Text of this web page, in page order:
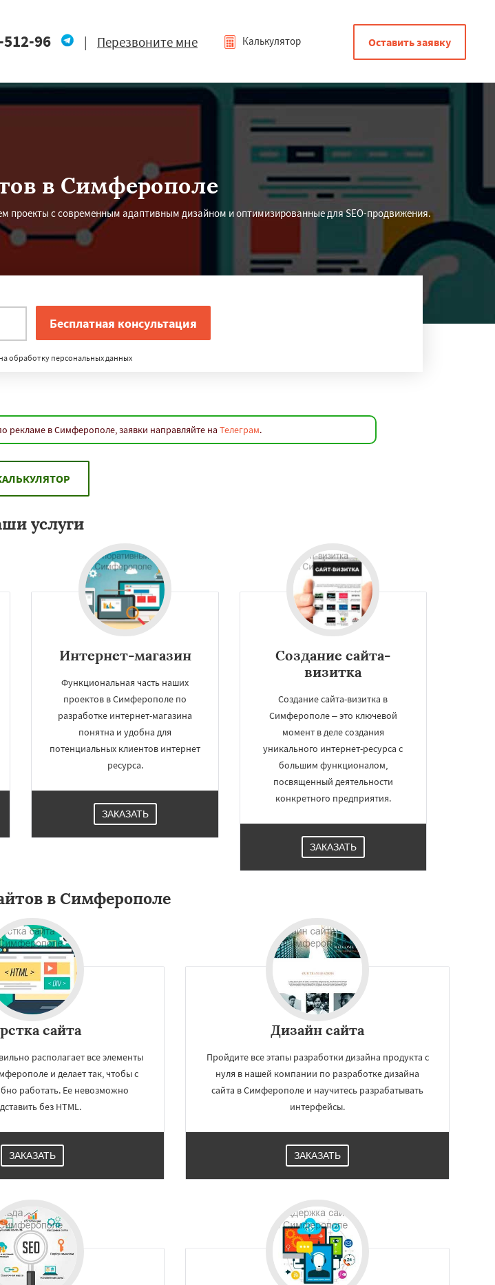
96 | Перезвоните мне Калькулятор Оставить заявку
в Симферополе
проекты с современным адаптивным дизайном и оптимизированные для SEO-продвижения.
обработку персональных данных
рекламе в Симферополе, заявки направляйте на Телеграм.
услуги
Интернет-магазин
Функциональная часть наших
проектов в Симферополе по
разработке интернет-магазина
понятна и удобна для
потенциальных клиентов интернет
ресурса.
ЗАКАЗАТЬ
Создание сайта-
визитка
Создание сайта-визитка в
Симферополе – это ключевой
момент в деле создания
уникального интернет-ресурса с
большим функционалом,
посвященный деятельности
конкретного предприятия.
ЗАКАЗАТЬ
в Симферополе
сайта
располагает все элементы
и делает так, чтобы с
работать. Ее невозможно
без HTML.
ЗАКАЗАТЬ
Дизайн сайта
Пройдите все этапы разработки дизайна продукта с
нуля в нашей компании по разработке дизайна
сайта в Симферополе и научитесь разрабатывать
интерфейсы.
ЗАКАЗАТЬ
на обработку персональных данных